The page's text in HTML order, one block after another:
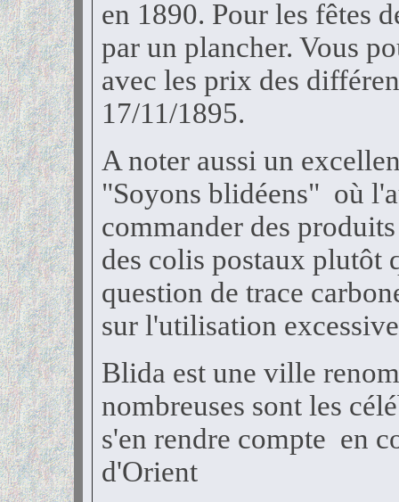
en 1890. Pour les fêtes
par un plancher. Vous
avec les prix des
17/11/1895.
A noter aussi un
"Soyons blidéens" où
commander des
des colis postaux plutôt
question de trace
sur l'utilisation
Blida est une ville
nombreuses sont les
s'en rendre compte en
d'Orient